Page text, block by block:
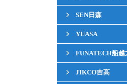
SEN日森
YUASA
FUNATECH船越
JIKCO吉高